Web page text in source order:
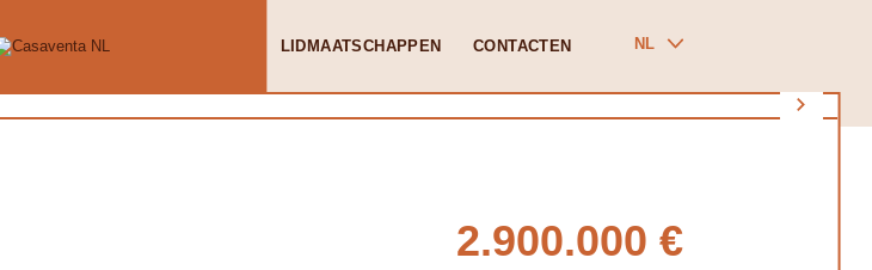
LIDMAATSCHAPPEN CONTACTEN NL
2.900.000 €